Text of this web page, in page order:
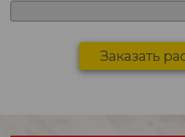
Заказать